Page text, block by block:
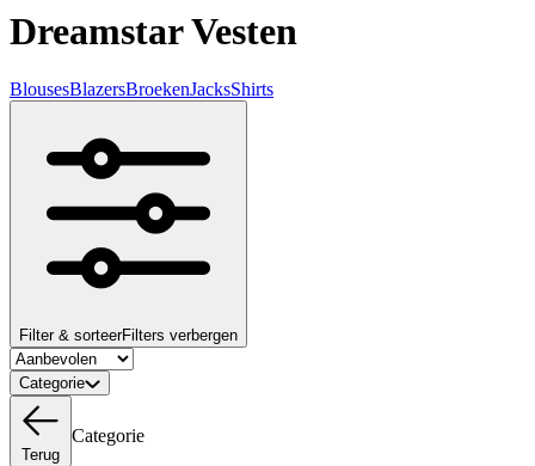
Dreamstar Vesten
BlousesBlazersBroekenJacksShirts
Filter & sorteerFilters verbergen
Categorie
Terug
Categorie